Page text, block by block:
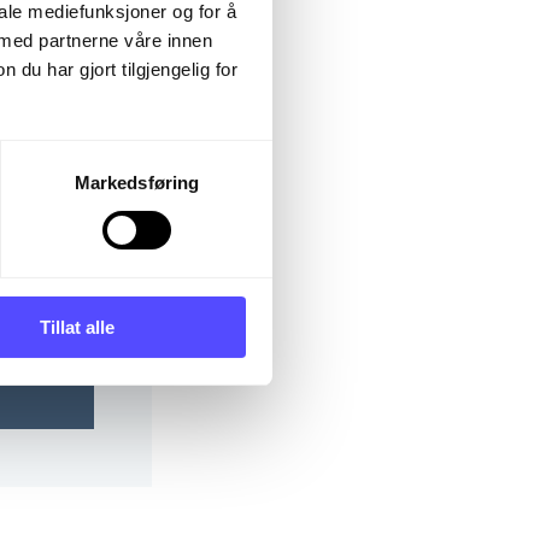
mediefunksjoner og for å
partnerne våre innen
du har gjort tilgjengelig for
Markedsføring
Tillat alle